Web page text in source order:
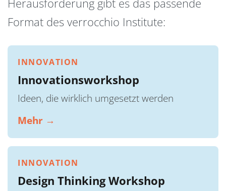
Herausforderung gibt es das passende
Format des verrocchio Institute:
INNOVATION
Innovationsworkshop
Ideen, die wirklich umgesetzt werden
Mehr →
INNOVATION
Design Thinking Workshop